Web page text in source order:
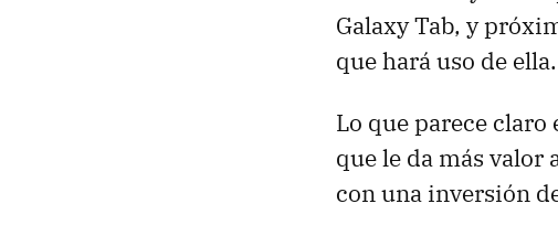
Galaxy Tab, y
que hará uso de ella.
Lo que parece claro
que le da más valor
con una inversión